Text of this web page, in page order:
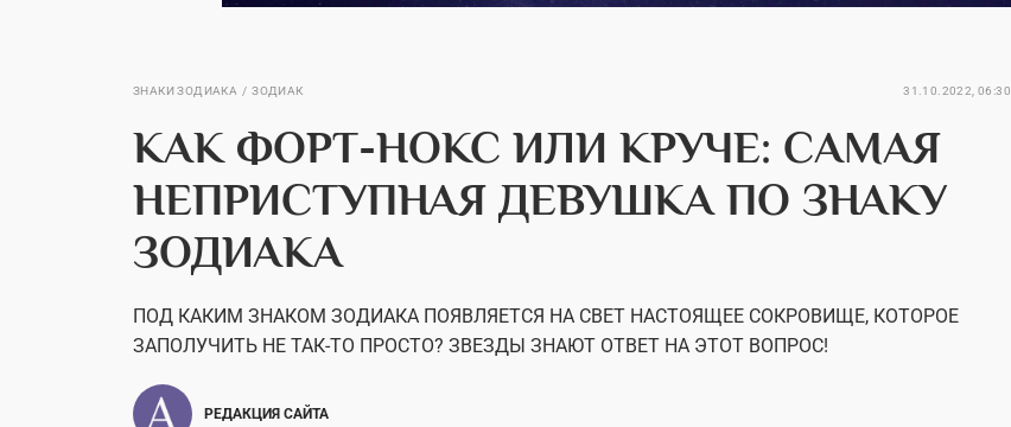
ЗНАКИ ЗОДИАКА ЗОДИАК 31.10.2022, 06:30
КАК ФОРТ-НОКС ИЛИ КРУЧЕ: САМАЯ
НЕПРИСТУПНАЯ ДЕВУШКА ПО ЗНАКУ
ЗОДИАКА
ПОД КАКИМ ЗНАКОМ ЗОДИАКА ПОЯВЛЯЕТСЯ НА СВЕТ НАСТОЯЩЕЕ СОКРОВИЩЕ, КОТОРОЕ
ЗАПОЛУЧИТЬ НЕ ТАК-ТО ПРОСТО? ЗВЕЗДЫ ЗНАЮТ ОТВЕТ НА ЭТОТ ВОПРОС!
РЕДАКЦИЯ САЙТА